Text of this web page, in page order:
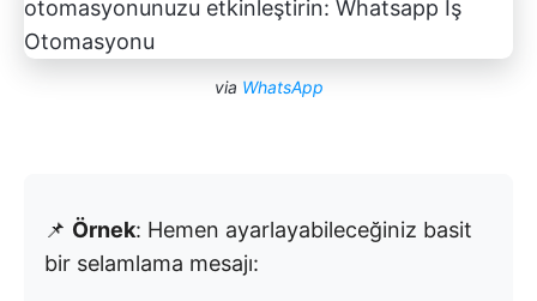
via WhatsApp
📌 Örnek: Hemen ayarlayabileceğiniz basit
bir selamlama mesajı: